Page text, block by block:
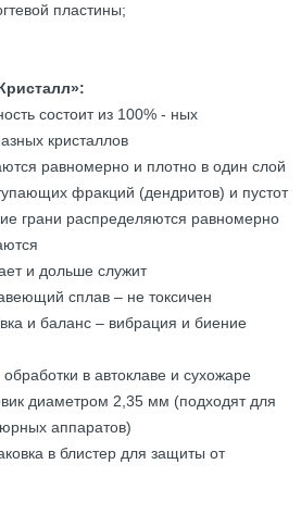
пластины;
состоит из 100% - ных
кристаллов
равномерно и плотно в один слой
фракций (дендритов) и пустот
грани распределяются равномерно
и дольше служит
сплав – не токсичен
и баланс – вибрация и биение
в автоклаве и сухожаре
диаметром 2,35 мм (подходят для
аппаратов)
в блистер для защиты от